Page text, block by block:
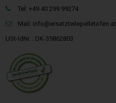
Tel: +49 40 299 99274
Mail: info@ersatzteilepelletofen.at
USt-IdNr. : DK-35862803